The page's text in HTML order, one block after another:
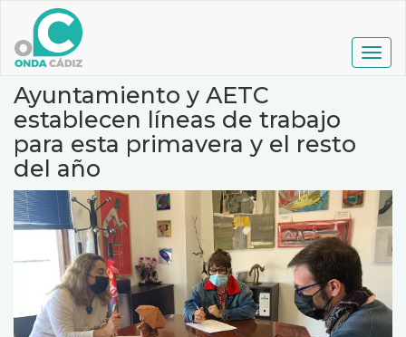
contenido
principal
Ayuntamiento y AETC
establecen líneas de trabajo
para esta primavera y el resto
del año